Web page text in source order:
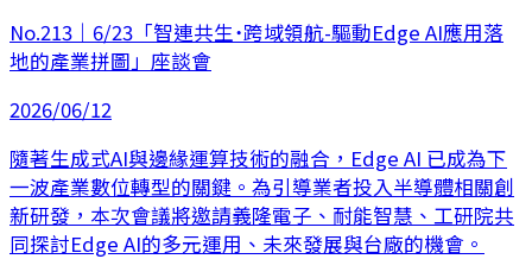
No.213｜6/23「智連共生˙跨域領航-驅動Edge AI應用落
地的產業拼圖」座談會
2026/06/12
隨著生成式AI與邊緣運算技術的融合，Edge AI 已成為下
一波產業數位轉型的關鍵。為引導業者投入半導體相關創
新研發，本次會議將邀請義隆電子、耐能智慧、工研院共
同探討Edge AI的多元運用、未來發展與台廠的機會。